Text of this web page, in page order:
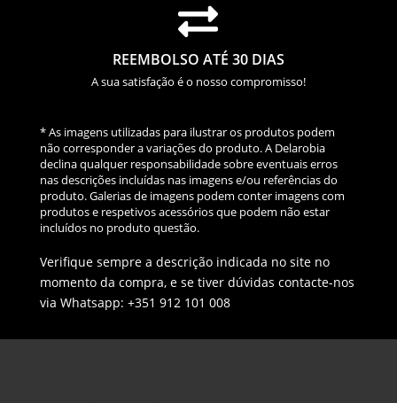

REEMBOLSO ATÉ 30 DIAS
A sua satisfação é o nosso compromisso!
* As imagens utilizadas para ilustrar os produtos podem
não corresponder a variações do produto. A Delarobia
declina qualquer responsabilidade sobre eventuais erros
nas descrições incluídas nas imagens e/ou referências do
produto. Galerias de imagens podem conter imagens com
produtos e respetivos acessórios que podem não estar
incluídos no produto questão.
Verifique sempre a descrição indicada no site no
momento da compra, e se tiver dúvidas contacte-nos
via Whatsapp: +351 912 101 008